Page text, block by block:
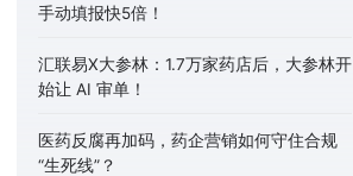
手动填报快5倍！
汇联易X大参林：1.7万家药店后，大参林开
始让 AI 审单！
医药反腐再加码，药企营销如何守住合规
“生死线”？